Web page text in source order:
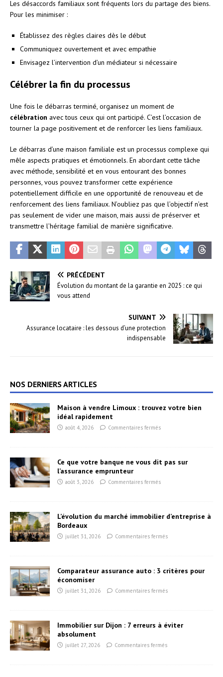
Les désaccords familiaux sont fréquents lors du partage des biens.
Pour les minimiser :
Établissez des règles claires dès le début
Communiquez ouvertement et avec empathie
Envisagez l’intervention d’un médiateur si nécessaire
Célébrer la fin du processus
Une fois le débarras terminé, organisez un moment de
célébration avec tous ceux qui ont participé. C’est l’occasion de
tourner la page positivement et de renforcer les liens familiaux.
Le débarras d’une maison familiale est un processus complexe qui
mêle aspects pratiques et émotionnels. En abordant cette tâche
avec méthode, sensibilité et en vous entourant des bonnes
personnes, vous pouvez transformer cette expérience
potentiellement difficile en une opportunité de renouveau et de
renforcement des liens familiaux. N’oubliez pas que l’objectif n’est
pas seulement de vider une maison, mais aussi de préserver et
transmettre l’héritage familial de manière significative.
PRÉCÉDENT
Évolution du montant de la garantie en 2025 : ce qui
vous attend
SUIVANT
Assurance locataire : les dessous d’une protection
indispensable
NOS DERNIERS ARTICLES
Maison à vendre Limoux : trouvez votre bien
idéal rapidement
août 4, 2026 Commentaires fermés
Ce que votre banque ne vous dit pas sur
l’assurance emprunteur
août 3, 2026 Commentaires fermés
L’évolution du marché immobilier d’entreprise à
Bordeaux
juillet 31, 2026 Commentaires fermés
Comparateur assurance auto : 3 critères pour
économiser
juillet 31, 2026 Commentaires fermés
Immobilier sur Dijon : 7 erreurs à éviter
absolument
juillet 27, 2026 Commentaires fermés